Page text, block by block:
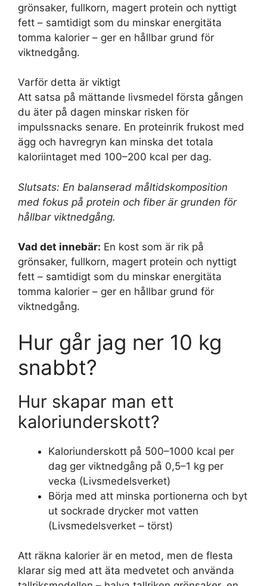
grönsaker, fullkorn, magert protein och nyttigt
fett – samtidigt som du minskar energitäta
tomma kalorier – ger en hållbar grund för
viktnedgång.
Varför detta är viktigt
Att satsa på mättande livsmedel första gången
du äter på dagen minskar risken för
impulssnacks senare. En proteinrik frukost med
ägg och havregryn kan minska det totala
kaloriintaget med 100–200 kcal per dag.
Slutsats: En balanserad måltidskomposition
med fokus på protein och fiber är grunden för
hållbar viktnedgång.
Vad det innebär: En kost som är rik på
grönsaker, fullkorn, magert protein och nyttigt
fett – samtidigt som du minskar energitäta
tomma kalorier – ger en hållbar grund för
viktnedgång.
Hur går jag ner 10 kg
snabbt?
Hur skapar man ett
kaloriunderskott?
Kaloriunderskott på 500–1000 kcal per
dag ger viktnedgång på 0,5–1 kg per
vecka (Livsmedelsverket)
Börja med att minska portionerna och byt
ut sockrade drycker mot vatten
(Livsmedelsverket – törst)
Att räkna kalorier är en metod, men de flesta
klarar sig med att äta medvetet och använda